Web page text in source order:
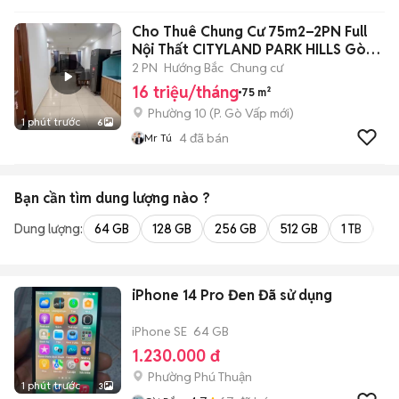
1 phút trước 6
Cho Thuê Chung Cư 75m2–2PN Full
Nội Thất CITYLAND PARK HILLS Gò
Vấp
2 PN Hướng Bắc Chung cư
16 triệu/tháng 75 m²
Phường 10 (P. Gò Vấp mới)
Mr Tú 4đã bán
Bạn cần tìm dung lượng nào ?
Dung lượng: 64 GB 128 GB 256 GB 512 GB 1 TB
1 phút trước 3
iPhone 14 Pro Đen Đã sử dụng
iPhone SE 64 GB
1.230.000 đ
Phường Phú Thuận